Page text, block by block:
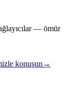
— ömür
konuşun →